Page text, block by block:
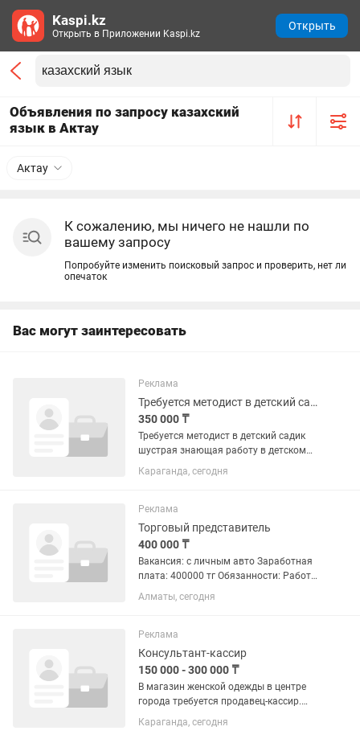
Объявления по запросу казахский
язык в Актау
Актау
К сожалению, мы ничего не нашли по
вашему запросу
Попробуйте изменить поисковый запрос и проверить, нет ли
опечаток
Вас могут заинтересовать
Реклама
Требуется методист в детский садик
350 000 ₸
Требуется методист в детский садик
шустрая знающая работу в детском
садике методику занятия
Циклограммы утренники документы на
государственным языком обучения...
Караганда, сегодня
Реклама
Торговый представитель
400 000 ₸
Вакансия: с личным авто Заработная
плата: 400000 тг Обязанности: Работа
на складе: Самостоятельный сбор
заявок согласно накладным (товары
поддержание порядка...
Алматы, сегодня
Реклама
Консультант-кассир
150 000 - 300 000 ₸
В магазин женской одежды в центре
города требуется продавец-кассир.
Обязанности: Обслуживание и
консультация клиентов в зале и на
Караганда, сегодня
Kaspi.kz
Открыть в Приложении Kaspi.kz
Открыть